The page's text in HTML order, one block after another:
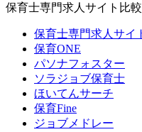
保育士専門求人サイト比較
保育士専門求人サイ
保育ONE
パソナフォスター
ソラジョブ保育士
ほいてんサーチ
保育Fine
ジョブメドレー